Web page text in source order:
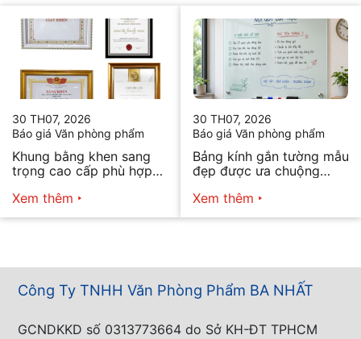
30 TH07, 2026
Báo giá Văn phòng phẩm
Khung bằng khen sang
trọng cao cấp phù hợp
Xem thêm
30 TH07, 2026
Báo giá Văn phòng phẩm
Bảng kính gắn tường mẫu
đẹp được ưa chuộng
Xem thêm
Công Ty TNHH Văn Phòng Phẩm BA NHẤT
GCNDKKD số 0313773664 do Sở KH-ĐT TPHCM